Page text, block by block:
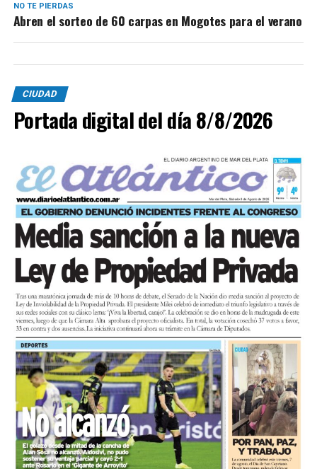
NO TE PIERDAS
Abren el sorteo de 60 carpas en Mogotes para el verano
CIUDAD
Portada digital del día 8/8/2026